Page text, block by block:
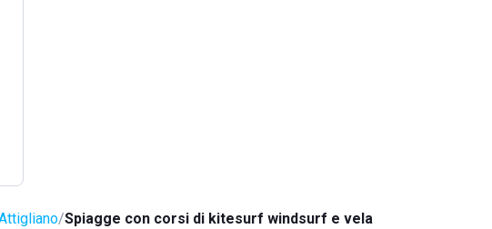
Spiagge con corsi di kitesurf windsurf e vela